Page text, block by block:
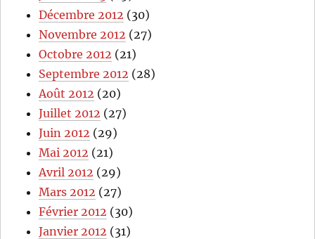
Décembre 2012 (30)
Novembre 2012 (27)
Octobre 2012 (21)
Septembre 2012 (28)
Août 2012 (20)
Juillet 2012 (27)
Juin 2012 (29)
Mai 2012 (21)
Avril 2012 (29)
Mars 2012 (27)
Février 2012 (30)
Janvier 2012 (31)